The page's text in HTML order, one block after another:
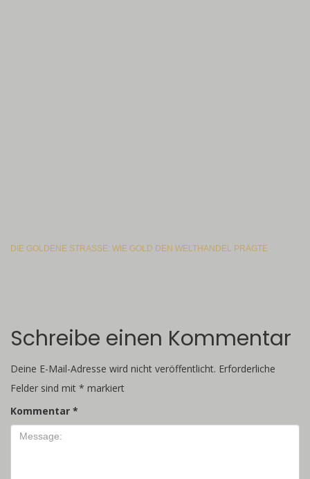
DIE GOLDENE STRASSE: WIE GOLD DEN WELTHANDEL PRÄGTE
Schreibe einen Kommentar
Deine E-Mail-Adresse wird nicht veröffentlicht. Erforderliche
Felder sind mit * markiert
Kommentar *